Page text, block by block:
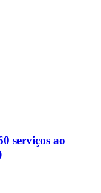
serviços ao